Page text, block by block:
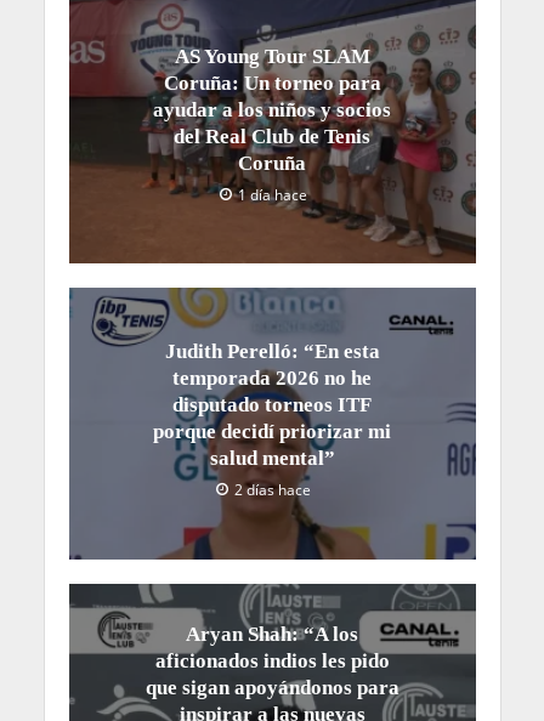
AS Young Tour SLAM
Coruña: Un torneo para
ayudar a los niños y socios
del Real Club de Tenis
Coruña
1 día hace
Judith Perelló: “En esta
temporada 2026 no he
disputado torneos ITF
porque decidí priorizar mi
salud mental”
2 días hace
Aryan Shah: “A los
aficionados indios les pido
que sigan apoyándonos para
inspirar a las nuevas